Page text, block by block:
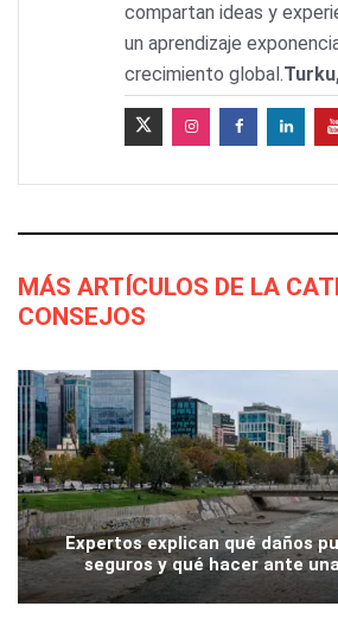
compartan ideas y
un aprendizaje
crecimiento global.
MÁS ARTÍCULOS DE LA
CONSEJOS
Expertos explican qué daños
seguros y qué hacer ante